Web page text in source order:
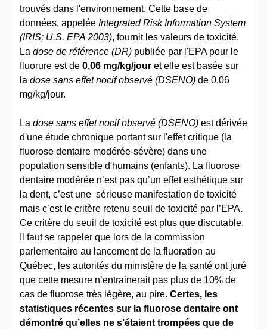
trouvés dans l'environnement. Cette base de
données, appelée Integrated Risk Information System
(IRIS; U.S. EPA 2003), fournit les valeurs de toxicité.
La dose de référence (DR) publiée par l'EPA pour le
fluorure est de 0,06 mg/kg/jour et elle est basée sur
la dose sans effet nocif observé (DSENO) de 0,06
mg/kg/jour.
La dose sans effet nocif observé (DSENO) est dérivée
d'une étude chronique portant sur l'effet critique (la
fluorose dentaire modérée-sévère) dans une
population sensible d'humains (enfants). La fluorose
dentaire modérée n’est pas qu’un effet esthétique sur
la dent, c’est une  sérieuse manifestation de toxicité
mais c’est le critère retenu seuil de toxicité par l’EPA.
Ce critère du seuil de toxicité est plus que discutable.
Il faut se rappeler que lors de la commission
parlementaire au lancement de la fluoration au
Québec, les autorités du ministère de la santé ont juré
que cette mesure n’entrainerait pas plus de 10% de
cas de fluorose très légère, au pire. Certes, les
statistiques récentes sur la fluorose dentaire ont
démontré qu’elles ne s’étaient trompées que de